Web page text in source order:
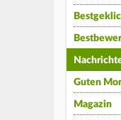
Guten
Magazin